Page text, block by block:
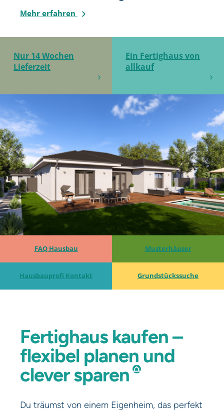
Mehr erfahren
Nur 14 Wochen
Lieferzeit
Ein Fertighaus von
allkauf
FAQ Hausbau Musterhäuser
Hausbauprofi Kontakt Grundstückssuche
Fertighaus kaufen–
flexibel planen und
cleversparen
Du träumst von einem Eigenheim, das perfekt